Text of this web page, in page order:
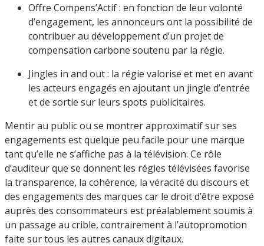
Offre Compens’Actif : en fonction de leur volonté
d’engagement, les annonceurs ont la possibilité de
contribuer au développement d’un projet de
compensation carbone soutenu par la régie.
Jingles in and out : la régie valorise et met en avant
les acteurs engagés en ajoutant un jingle d’entrée
et de sortie sur leurs spots publicitaires.
Mentir au public ou se montrer approximatif sur ses
engagements est quelque peu facile pour une marque
tant qu’elle ne s’affiche pas à la télévision. Ce rôle
d’auditeur que se donnent les régies télévisées favorise
la transparence, la cohérence, la véracité du discours et
des engagements des marques car le droit d’être exposé
auprès des consommateurs est préalablement soumis à
un passage au crible, contrairement à l’autopromotion
faite sur tous les autres canaux digitaux.